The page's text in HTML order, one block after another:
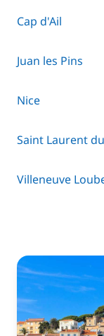
Cap d'Ail
Juan les Pins
Nice
Saint Laurent
Villeneuve